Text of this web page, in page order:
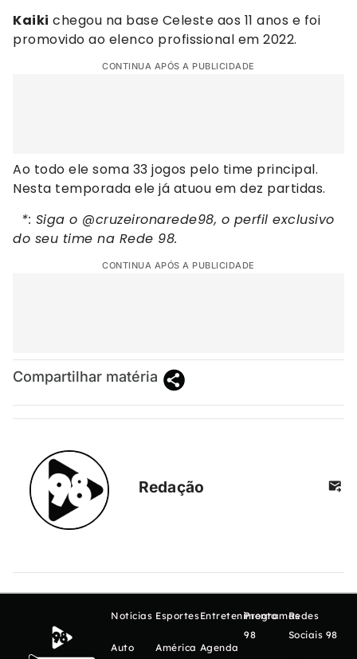
Kaiki chegou na base Celeste aos 11 anos e foi
promovido ao elenco profissional em 2022.
CONTINUA APÓS A PUBLICIDADE
Ao todo ele soma 33 jogos pelo time principal.
Nesta temporada ele já atuou em dez partidas.
*: Siga o @cruzeironarede98, o perfil exclusivo
do seu time na Rede 98.
CONTINUA APÓS A PUBLICIDADE
Compartilhar matéria
Redação
Notícias
Auto
Esportes
América
Entretenimento
Agenda
Programas
98
Redes
Sociais 98